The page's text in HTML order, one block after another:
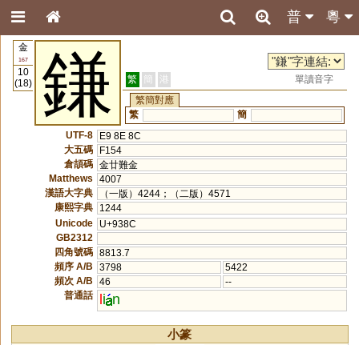
粵
普
金
167
10
(18)
鎌 繁 簡 港
單讀音字
繁簡對應
繁
簡
UTF-8
E9 8E 8C
大五碼
F154
倉頡碼 金廿難金
Matthews
4007
漢語大字典
（一版）4244；（二版）4571
康熙字典
1244
Unicode
U+938C
GB2312
四角號碼 8813.7
頻序 A/B
3798
5422
頻次 A/B
46
--
普通話
li n
小篆